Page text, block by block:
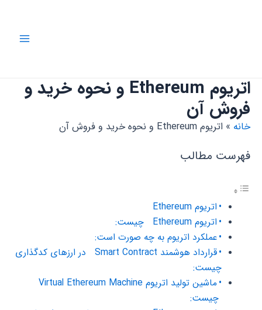
اتریوم Ethereum و نحوه خرید و
فروش آن
خانه اتریوم Ethereum و نحوه خرید و فروش آن
فهرست مطالب
اتریوم Ethereum
اتریوم Ethereum چیست:
عملکرد اتریوم به چه صورت است:
قرارداد هوشمند Smart Contract در ارزهای کدگذاری
چیست:
ماشین تولید اتریوم Virtual Ethereum Machine
چیست: